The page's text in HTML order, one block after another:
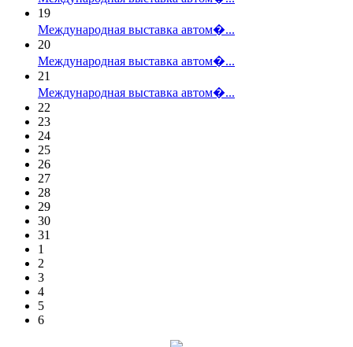
19
Международная выставка автом�...
20
Международная выставка автом�...
21
Международная выставка автом�...
22
23
24
25
26
27
28
29
30
31
1
2
3
4
5
6